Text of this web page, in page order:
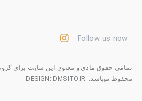
Follow us now
تمامی حقوق مادی و معنوی این سایت برای گروه
محفوظ میباشد. DESIGN: DMSITO.IR